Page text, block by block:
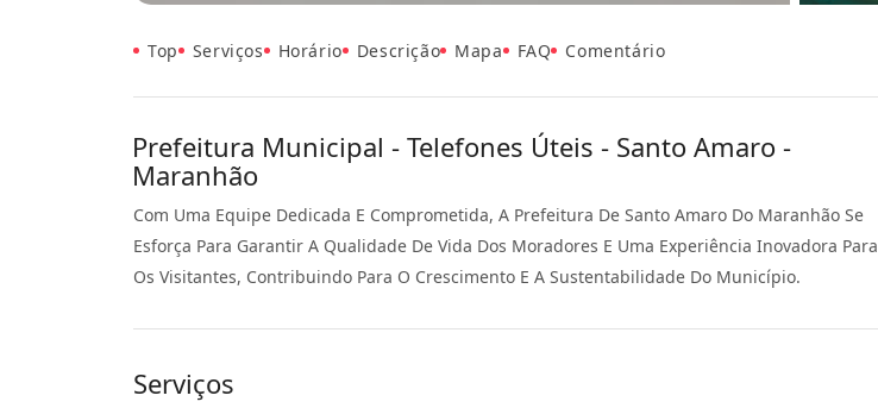
Top Serviços Horário Descrição Mapa FAQ Comentário
Prefeitura Municipal - Telefones Úteis - Santo Amaro -
Maranhão
Com Uma Equipe Dedicada E Comprometida, A Prefeitura De Santo Amaro Do Maranhão Se
Esforça Para Garantir A Qualidade De Vida Dos Moradores E Uma Experiência Inovadora Para
Os Visitantes, Contribuindo Para O Crescimento E A Sustentabilidade Do Município.
Serviços